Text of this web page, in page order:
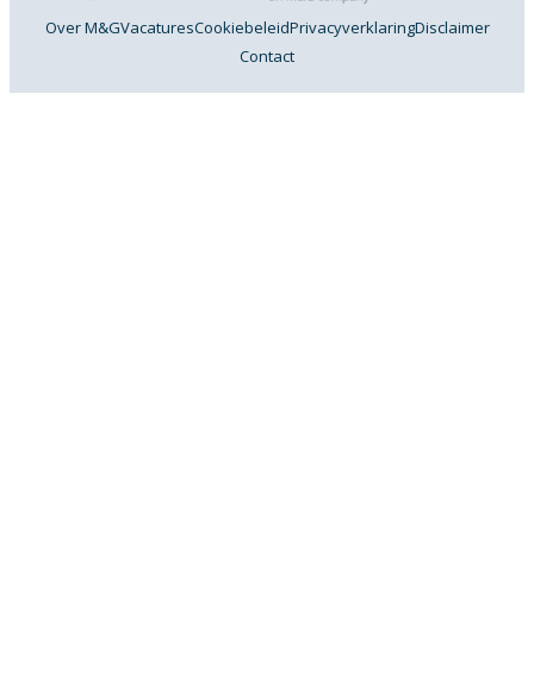
Over M&GVacaturesCookiebeleidPrivacyverklaringDisclaimer
Contact